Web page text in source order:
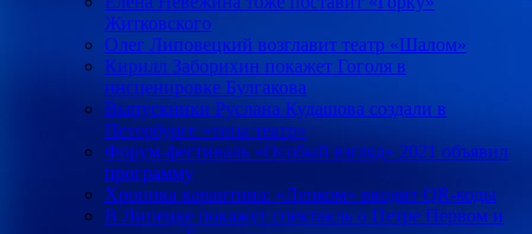
Житковского
Олег Липовецкий возглавит театр «Шалом»
Кирилл Заборихин покажет Гоголя в
инсценировке Булгакова
Выпускники Руслана Кудашова создали в
Петербурге «типа театр»
Форум-фестиваль «Особый взгляд» 2021 объявил
программу
Хроника карантина: «Ленком» вводит QR-коды
В Липецке покажут спектакль о Петре Первом и